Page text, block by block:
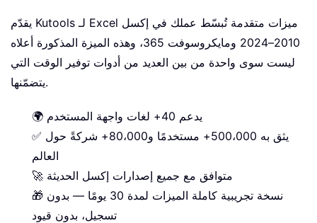
يقدّم Kutools لـ Excel ميزات متقدمة تُبسّط عملك في إكسل
2010–2024 ومايكروسوفت 365، وهذه الميزة المذكورة أعلاه
ليست سوى واحدة من بين العديد من أدوات توفير الوقت التي
يتضمّنها.
🌍 يدعم 40+ لغات واجهة المستخدم
✅ يثق به 500،000+ مستخدمًا و80،000+ شركةً حول
العالم
🚀 متوافق مع جميع إصدارات إكسل الحديثة
🎁 نسخة تجريبية كاملة الميزات لمدة 30 يومًا — بدون
تسجيل، بدون قيود